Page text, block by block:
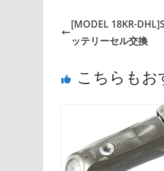
[MODEL 18KR-
ッテリーセル交換
こちらもお